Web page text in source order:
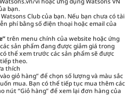
bạn.
Club của bạn. Nếu bạn chưa có tài
phí bằng số điện thoại hoặc email của
trên menu chính của website hoặc ứng
sản phẩm đang được giảm giá trong
thể xem trước các sản phẩm sẽ được
theo.
thích
giỏ hàng” để chọn số lượng và màu sắc
mua. Bạn có thể tiếp tục mua thêm các
nút “Giỏ hàng” để xem lại đơn hàng của